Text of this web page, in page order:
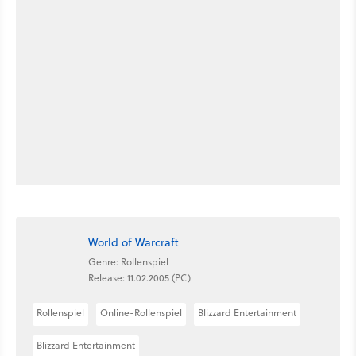
World of Warcraft
Genre: Rollenspiel
Release: 11.02.2005 (PC)
Rollenspiel Online-Rollenspiel Blizzard Entertainment
Blizzard Entertainment